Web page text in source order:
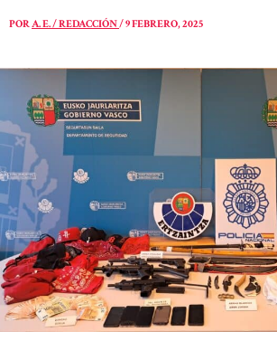
PORA. E. / REDACCIÓN/9 FEBRERO, 2025